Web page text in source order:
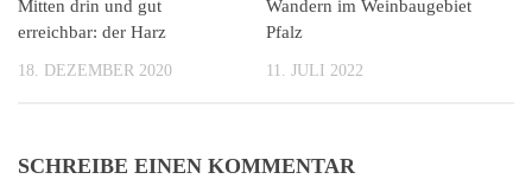
Mitten drin und gut
erreichbar: der Harz
18. DEZEMBER 2020
Wandern im Weinbaugebiet
Pfalz
11. JULI 2022
SCHREIBE EINEN KOMMENTAR